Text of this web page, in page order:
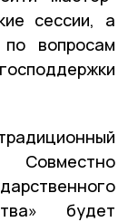
сессии, а
по вопросам
будет